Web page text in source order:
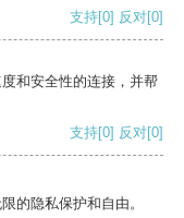
支持[0] 反对[0]
和安全性的连接，并帮
支持[0] 反对[0]
的隐私保护和自由。